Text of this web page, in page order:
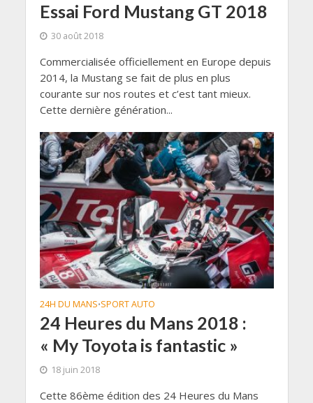
Essai Ford Mustang GT 2018
30 août 2018
Commercialisée officiellement en Europe depuis
2014, la Mustang se fait de plus en plus
courante sur nos routes et c’est tant mieux.
Cette dernière génération...
24H DU MANS•SPORT AUTO
24 Heures du Mans 2018 :
« My Toyota is fantastic »
18 juin 2018
Cette 86ème édition des 24 Heures du Mans